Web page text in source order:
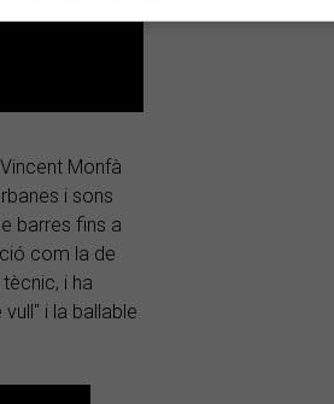
Monfà
i sons
barres fins a
com la de
i ha
i la ballable